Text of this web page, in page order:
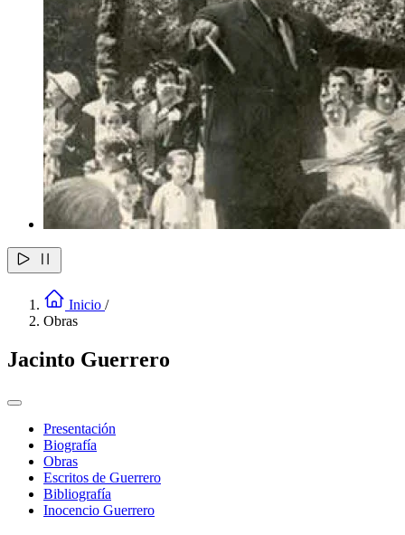
Inicio /
Obras
Jacinto Guerrero
Presentación
Biografía
Obras
Escritos de Guerrero
Bibliografía
Inocencio Guerrero